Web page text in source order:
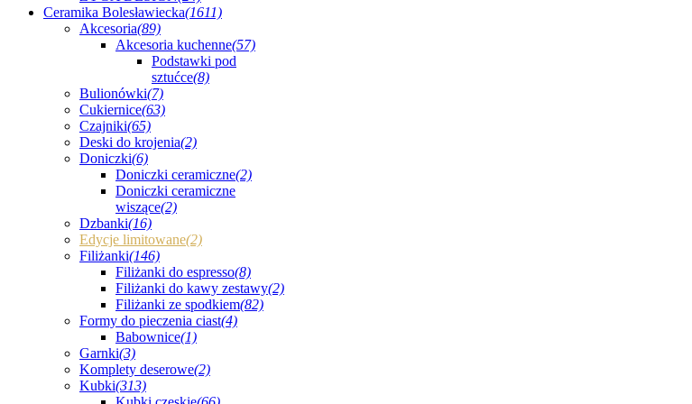
Ceramika Bolesławiecka(1611)
Akcesoria(89)
Akcesoria kuchenne(57)
Podstawki pod
sztućce(8)
Bulionówki(7)
Cukiernice(63)
Czajniki(65)
Deski do krojenia(2)
Doniczki(6)
Doniczki ceramiczne(2)
Doniczki ceramiczne
wiszące(2)
Dzbanki(16)
Edycje limitowane(2)
Filiżanki(146)
Filiżanki do espresso(8)
Filiżanki do kawy zestawy(2)
Filiżanki ze spodkiem(82)
Formy do pieczenia ciast(4)
Babownice(1)
Garnki(3)
Komplety deserowe(2)
Kubki(313)